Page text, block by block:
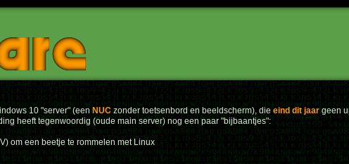
10 "server" (een NUCzonder toetsenbord en beeldscherm), dieeind dit jaargeen
heeft tegenwoordig (oude main server) nog een paar "bijbaantjes":
om een beetje te rommelen met Linux